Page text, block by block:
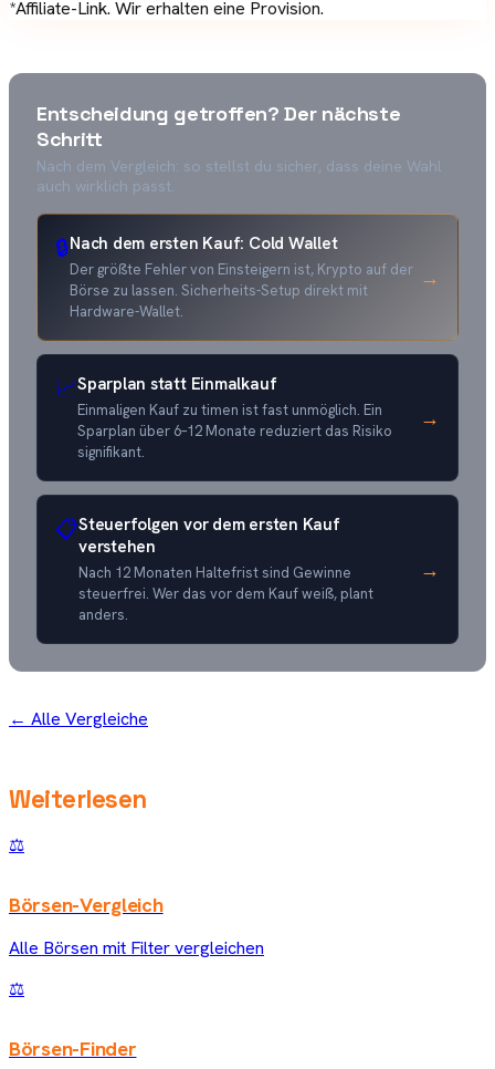
*Affiliate-Link. Wir erhalten eine Provision.
Entscheidung getroffen? Der nächste
Schritt
Nach dem Vergleich: so stellst du sicher, dass deine Wahl
auch wirklich passt.
🔒Nach dem ersten Kauf: Cold Wallet
Der größte Fehler von Einsteigern ist, Krypto auf der
Börse zu lassen. Sicherheits-Setup direkt mit
Hardware-Wallet.
→
📈Sparplan statt Einmalkauf
Einmaligen Kauf zu timen ist fast unmöglich. Ein
Sparplan über 6–12 Monate reduziert das Risiko
signifikant.
→
📋Steuerfolgen vor dem ersten Kauf
verstehen
Nach 12 Monaten Haltefrist sind Gewinne
steuerfrei. Wer das vor dem Kauf weiß, plant
anders.
→
← Alle Vergleiche
Weiterlesen
⚖️
Börsen-Vergleich
Alle Börsen mit Filter vergleichen
⚖️
Börsen-Finder